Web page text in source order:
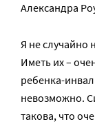
Александра
Я не случайно
Иметь их –
ребенка-
невозможно.
такова, что